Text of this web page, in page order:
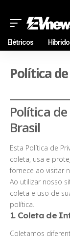
Elétricos
Política
Política
Brasil
Esta Política de
coleta, usa e
fornece ao visitar
Ao utilizar nosso
coleta e uso de
política.
1. Coleta de
Coletamos